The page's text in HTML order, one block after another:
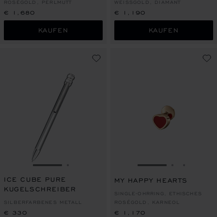
ROSÉGOLD, PERLMUTT
€ 1,680
KAUFEN
WEISSGOLD, DIAMANT
€ 1,190
KAUFEN
ZUR FOLIE GEHEN 1
ZUR FOLIE GEHEN 2
ICE CUBE PURE
KUGELSCHREIBER
SILBERFARBENES METALL
€ 330
ZUR FOLIE
MY HAPPY HEARTS
SINGLE-OHRRING, ETHISCHES
ROSÉGOLD, KARNEOL
€ 1,170